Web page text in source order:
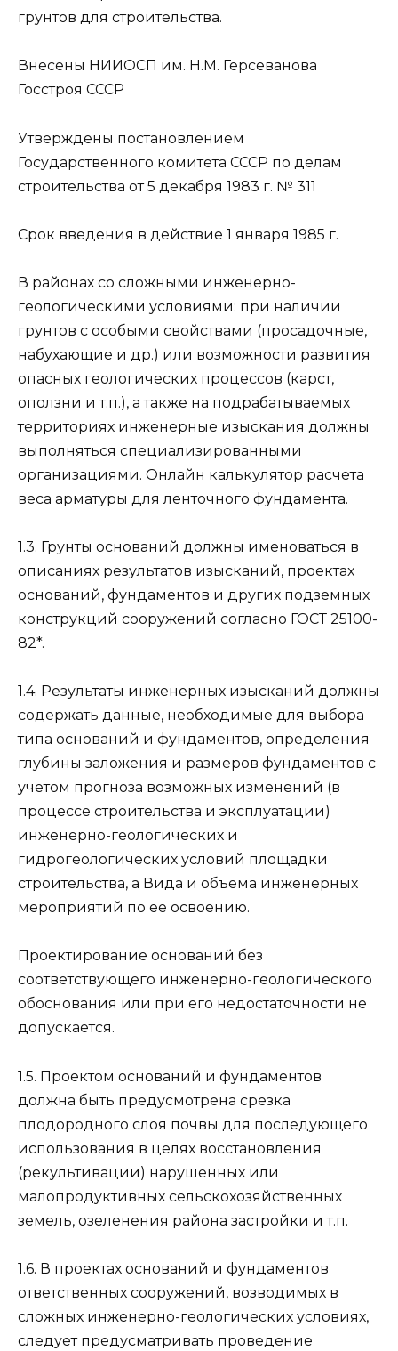
грунтов для строительства.
Внесены НИИОСП им. Н.М. Герсеванова
Госстроя СССР
Утверждены постановлением
Государственного комитета СССР по делам
строительства от 5 декабря 1983 г. № 311
Срок введения в действие 1 января 1985 г.
В районах со сложными инженерно-
геологическими условиями: при наличии
грунтов с особыми свойствами (просадочные,
набухающие и др.) или возможности развития
опасных геологических процессов (карст,
оползни и т.п.), а также на подрабатываемых
территориях инженерные изыскания должны
выполняться специализированными
организациями. Онлайн калькулятор расчета
веса арматуры для ленточного фундамента.
1.3. Грунты оснований должны именоваться в
описаниях результатов изысканий, проектах
оснований, фундаментов и других подземных
конструкций сооружений согласно ГОСТ 25100-
82*.
1.4. Результаты инженерных изысканий должны
содержать данные, необходимые для выбора
типа оснований и фундаментов, определения
глубины заложения и размеров фундаментов с
учетом прогноза возможных изменений (в
процессе строительства и эксплуатации)
инженерно-геологических и
гидрогеологических условий площадки
строительства, а Вида и объема инженерных
мероприятий по ее освоению.
Проектирование оснований без
соответствующего инженерно-геологического
обоснования или при его недостаточности не
допускается.
1.5. Проектом оснований и фундаментов
должна быть предусмотрена срезка
плодородного слоя почвы для последующего
использования в целях восстановления
(рекультивации) нарушенных или
малопродуктивных сельскохозяйственных
земель, озеленения района застройки и т.п.
1.6. В проектах оснований и фундаментов
ответственных сооружений, возводимых в
сложных инженерно-геологических условиях,
следует предусматривать проведение